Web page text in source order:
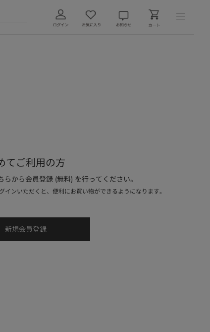
てご利用の方
から会員登録 (無料) を行ってください。
ンいただくと、便利にお買い物ができるようになります。